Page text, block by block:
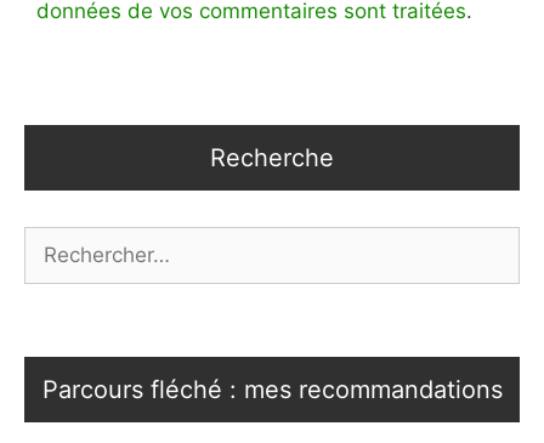
données de vos commentaires sont traitées.
Recherche
Parcours fléché : mes recommandations